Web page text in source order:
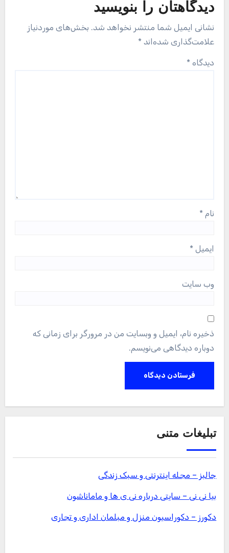
دیدگاهتان را بنویسید
نشانی ایمیل شما منتشر نخواهد شد. بخش‌های موردنیاز
علامت‌گذاری شده‌اند *
دیدگاه *
نام *
ایمیل *
وب‌ سایت
ذخیره نام، ایمیل و وبسایت من در مرورگر برای زمانی که
دوباره دیدگاهی می‌نویسم.
تبلیغات متنی
جالبز – مجله اینترنتی و سبک زندگی
بیا نی نی – سایتی درباره نی ی ها و ماماناشون
دکورز – دکوراسیون منزل و مبلمان اداری و تجاری